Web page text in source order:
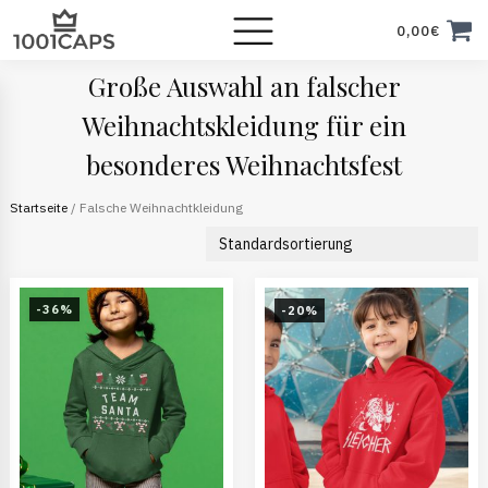
0,00€
Große Auswahl an falscher
Weihnachtskleidung für ein
besonderes Weihnachtsfest
Startseite/ Falsche Weihnachtkleidung
-36% -20%